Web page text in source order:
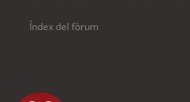
Índex del fòrum